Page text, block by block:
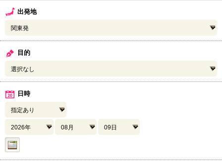
出発地
目的
日時